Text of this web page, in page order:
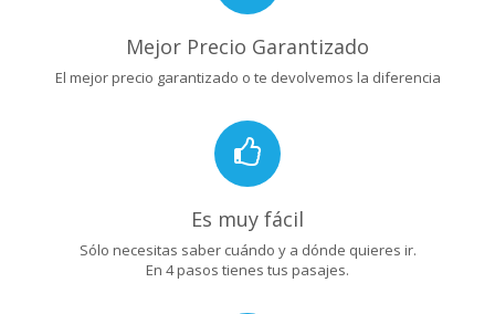
Mejor Precio Garantizado
El mejor precio garantizado o te devolvemos la diferencia
Es muy fácil
Sólo necesitas saber cuándo y a dónde quieres ir.
En 4 pasos tienes tus pasajes.